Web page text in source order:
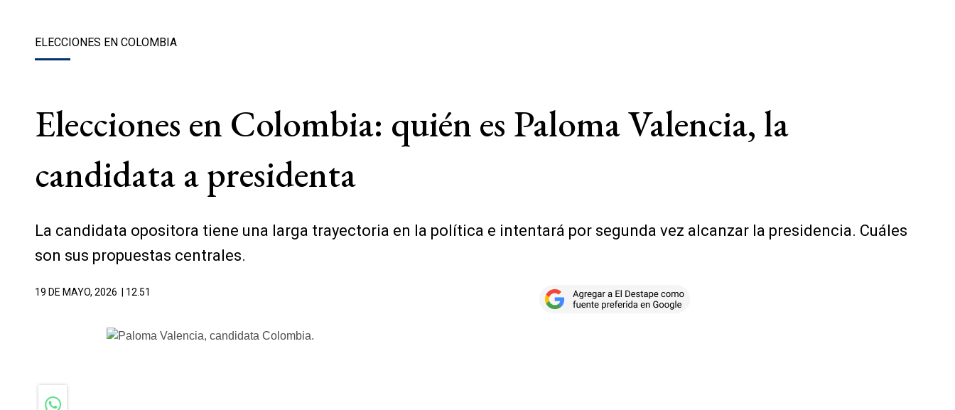
ELECCIONES EN COLOMBIA
Elecciones en Colombia: quién es Paloma Valencia, la
candidata a presidenta
La candidata opositora tiene una larga trayectoria en la política e intentará por segunda vez alcanzar la presidencia. Cuáles
son sus propuestas centrales.
19 DE MAYO, 2026 | 12.51